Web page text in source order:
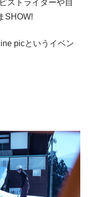
ストライダーや自
SHOW!
picというイベン